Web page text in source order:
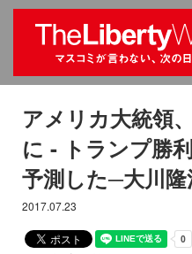
アメリカ大統領
に - トランプ勝
予測した─大川
2017.07.23